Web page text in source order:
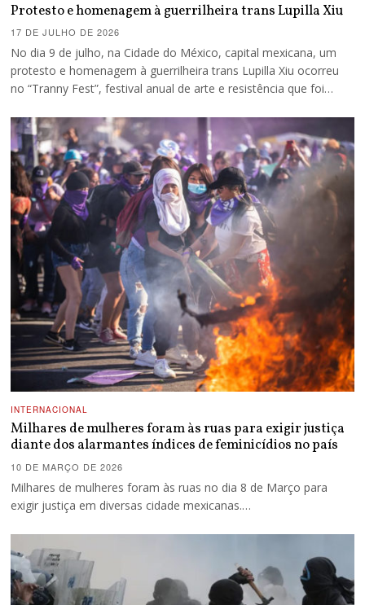
Protesto e homenagem à guerrilheira trans Lupilla Xiu
17 DE JULHO DE 2026
No dia 9 de julho, na Cidade do México, capital mexicana, um
protesto e homenagem à guerrilheira trans Lupilla Xiu ocorreu
no “Tranny Fest”, festival anual de arte e resistência que foi…
INTERNACIONAL
Milhares de mulheres foram às ruas para exigir justiça
diante dos alarmantes índices de feminicídios no país
10 DE MARÇO DE 2026
Milhares de mulheres foram às ruas no dia 8 de Março para
exigir justiça em diversas cidade mexicanas.…